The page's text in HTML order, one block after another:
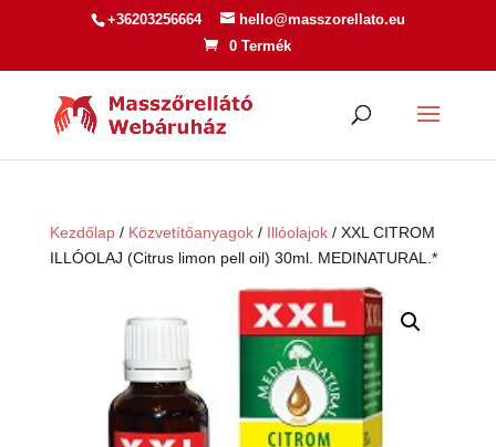
+36203256664
hello@masszorellato.eu
0 Termék
Kezdőlap/ Közvetítőanyagok/ Illóolajok/ XXL CITROM
ILLÓOLAJ (Citrus limon pell oil) 30ml. MEDINATURAL.*